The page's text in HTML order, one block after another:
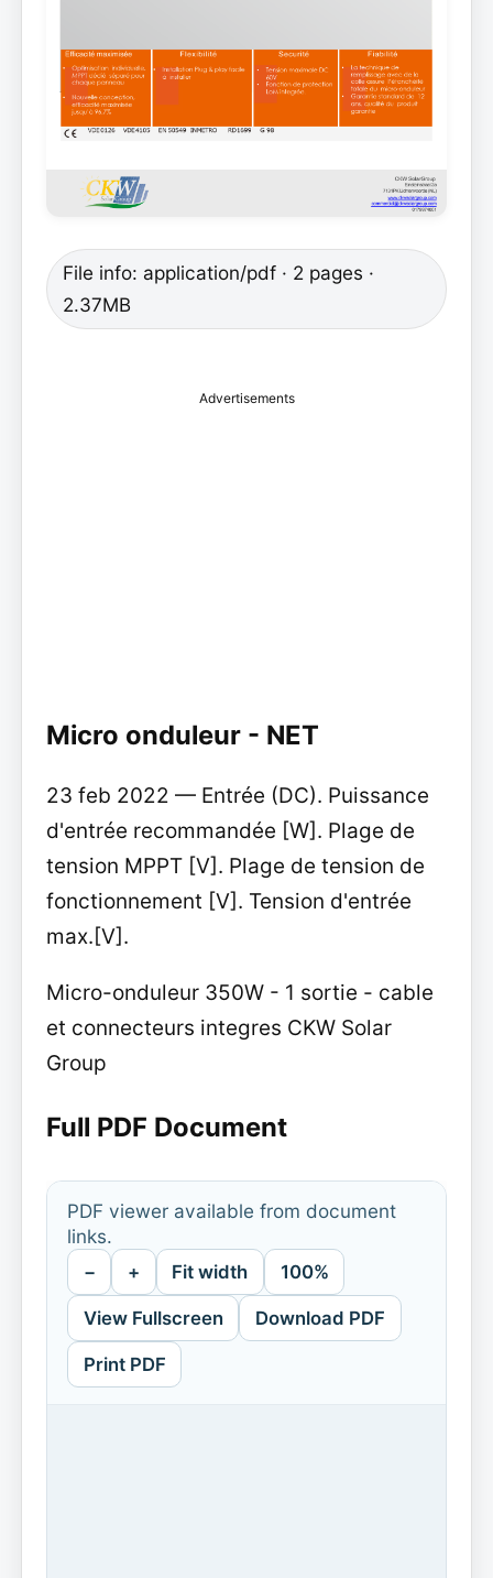
File info: application/pdf · 2 pages ·
2.37MB
Advertisements
Micro onduleur - NET
23 feb 2022 — Entrée (DC). Puissance
d'entrée recommandée [W]. Plage de
tension MPPT [V]. Plage de tension de
fonctionnement [V]. Tension d'entrée
max.[V].
Micro-onduleur 350W - 1 sortie - cable
et connecteurs integres CKW Solar
Group
Full PDF Document
PDF viewer available from document
links.
− + Fit width 100%
View Fullscreen Download PDF
Print PDF